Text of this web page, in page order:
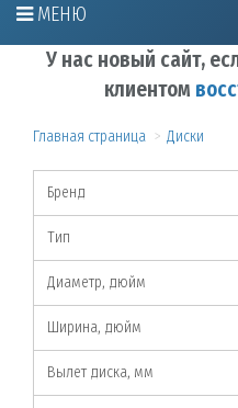
МЕНЮ
У нас новый сайт,
клиентом
Главная страница Диски
Бренд
Тип
Диаметр, дюйм
Ширина, дюйм
Вылет диска, мм